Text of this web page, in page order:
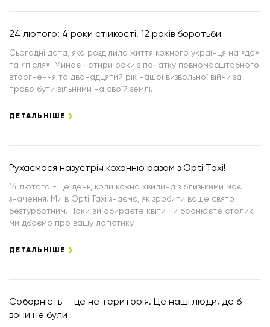
24 лютого: 4 роки стійкості, 12 років боротьби
Сьогодні дата, яка розділила життя кожного українця на «до»
та «після». Минає чотири роки з початку повномасштабного
вторгнення та дванадцятий рік нашої визвольної війни за
право бути вільними на своїй землі.
ДЕТАЛЬНІШЕ
Рухаємося назустріч коханню разом з Opti Taxi!
14 лютого - це день, коли кожна хвилина з близькими має
значення. Ми в Opti Taxi знаємо, як зробити ваше свято
безтурботним. Поки ви обираєте квіти чи бронюєте столик,
ми дбаємо про вашу логістику.
ДЕТАЛЬНІШЕ
Соборність — це не територія. Це наші люди, де б
вони не були